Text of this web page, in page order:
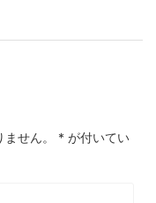
せん。 * が付いてい